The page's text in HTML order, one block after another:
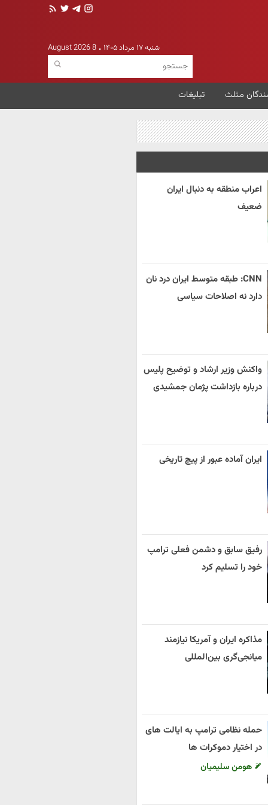
شنبه ۱۷ مرداد ۱۴۰۵ 8 August 2026
مثلث تبلیغات
اعراب منطقه به دنبال ایران
ضعیف
CNN: طبقه متوسط ایران درد نان
دارد نه اصلاحات سیاسی
واکنش وزیر ارشاد و توضیح پلیس
درباره بازداشت پژمان جمشیدی
ایران آماده عبور از پیچ تاریخی
رفیق سابق و دشمن فعلی ترامپ
خود را تسلیم کرد
مذاکره ایران و آمریکا نیازمند
میانجی‌گری بین‌المللی
حمله نظامی ترامپ به ایالت های
در اختیار دموکرات ها
هومن سلیمیان